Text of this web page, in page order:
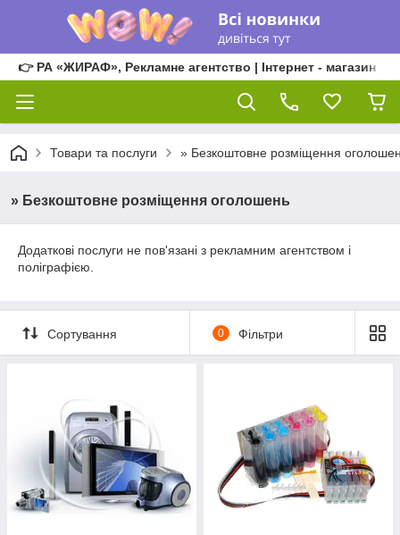
👉 РА «ЖИРАФ», Рекламне агентство | Інтернет - магазин
Товари та послуги » Безкоштовне розміщення
» Безкоштовне розміщення оголошень
Додаткові послуги не пов'язані з рекламним агентством і
поліграфією.
Сортування 0 Фільтри